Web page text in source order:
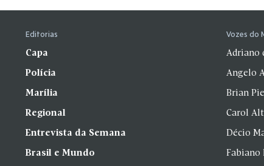
Editorias
Capa
Polícia
Marília
Regional
Entrevista da Semana
Brasil e Mundo
Vozes do
Adriano
Angelo
Brian
Carol
Décio
Fabiano